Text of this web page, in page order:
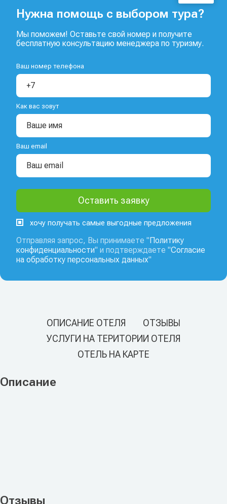
Нужна помощь с выбором тура?
Мы поможем! Оставьте свой номер и получите
бесплатную консультацию менеджера по туризму.
Ваш номер телефона
Как вас зовут
Ваш email
хочу получать самые выгодные предложения
Отправляя запрос, Вы принимаете " Политику
конфиденциальности" и подтверждаете "Согласие
на обработку персональных данных"
ОПИСАНИЕ ОТЕЛЯ
ОТЗЫВЫ
УСЛУГИ НА ТЕРИТОРИИ ОТЕЛЯ
ОТЕЛЬ НА КАРТЕ
Описание
Отзывы